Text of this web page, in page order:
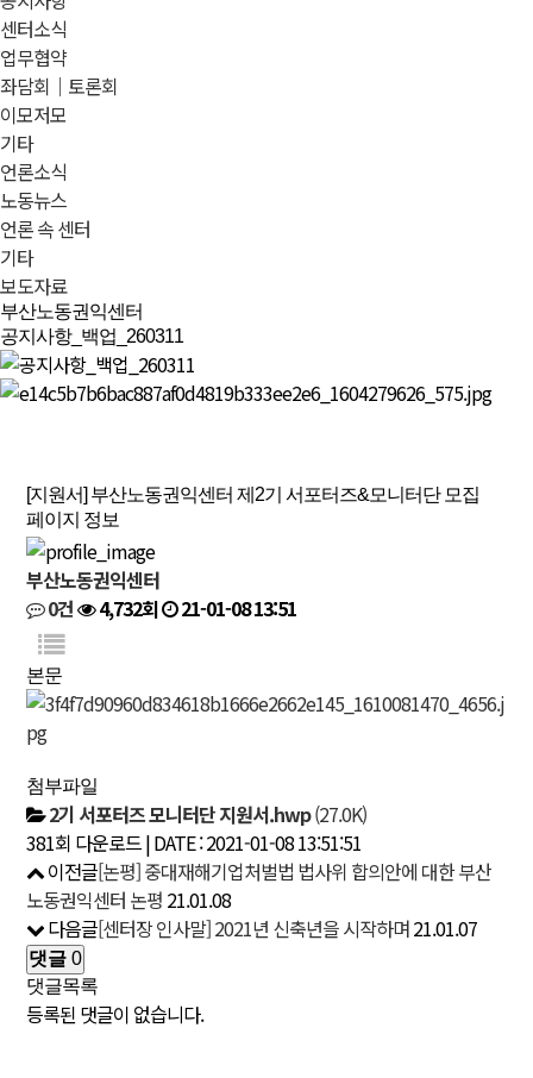
센터소식
업무협약
좌담회｜토론회
이모저모
기타
언론소식
노동뉴스
언론 속 센터
기타
보도자료
부산노동권익센터
공지사항_백업_260311
[지원서] 부산노동권익센터 제2기 서포터즈&모니터단 모집
페이지 정보
부산노동권익센터
0건
4,732회 21-01-08 13:51
본문
첨부파일
2기 서포터즈 모니터단 지원서.hwp(27.0K)
381회 다운로드 | DATE : 2021-01-08 13:51:51
이전글[논평] 중대재해기업처벌법 법사위 합의안에 대한 부산
노동권익센터 논평 21.01.08
다음글[센터장 인사말] 2021년 신축년을 시작하며21.01.07
댓글 0
댓글목록
등록된 댓글이 없습니다.